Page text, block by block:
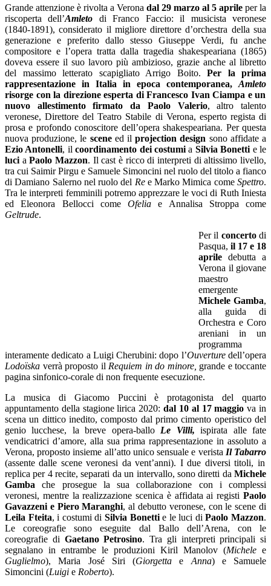
Grande attenzione è rivolta a Verona dal 29 marzo al 5 aprile per la
riscoperta dell’Amleto di Franco Faccio: il musicista veronese
(1840-1891), considerato il migliore direttore d’orchestra della sua
generazione e preferito dallo stesso Giuseppe Verdi, fu anche
compositore e l’opera tratta dalla tragedia shakespeariana (1865)
doveva essere il suo lavoro più ambizioso, grazie anche al libretto
del massimo letterato scapigliato Arrigo Boito. Per la prima
rappresentazione in Italia in epoca contemporanea, Amleto
risorge con la direzione esperta di Francesco Ivan Ciampa e un
nuovo allestimento firmato da Paolo Valerio, altro talento
veronese, Direttore del Teatro Stabile di Verona, esperto regista di
prosa e profondo conoscitore dell’opera shakespeariana. Per questa
nuova produzione, le sceneed ilprojection design sono affidate a
Ezio Antonelli, ilcoordinamento dei costumi a Silvia Bonetti e le
luci aPaolo Mazzon. Il cast è ricco di interpreti di altissimo livello,
tra cui Saimir Pirgu e Samuele Simoncini nel ruolo del titolo a fianco
di Damiano Salerno nel ruolo del Re e Marko Mimica comeSpettro.
Tra le interpreti femminili potremo apprezzare le voci di Ruth Iniesta
ed Eleonora Bellocci come Ofelia e Annalisa Stroppa come
Geltrude.
Per il concertodi
Pasqua, il 17 e 18
aprile debutta a
Verona il giovane
maestro
emergente
Michele Gamba,
alla guida di
Orchestra e Coro
areniani in un
programma
interamente dedicato a Luigi Cherubini: dopo l’Ouverturedell’opera
Lodoïska verrà proposto il Requiem in do minore, grande e toccante
pagina sinfonico-corale di non frequente esecuzione.
La musica di Giacomo Puccini è protagonista del quarto
appuntamento della stagione lirica 2020:dal 10 al 17 maggio va in
scena un dittico inedito, composto dal primo cimento operistico del
genio lucchese, la breve opera-balloLe Villi, ispirata alle fate
vendicatrici d’amore, alla sua prima rappresentazione in assoluto a
Verona, proposto insieme all’atto unico sensuale e verista Il Tabarro
(assente dalle scene veronesi da vent’anni). I due diversi titoli, in
replica per 4 recite, separati da un intervallo, sono diretti da Michele
Gamba che prosegue la sua collaborazione con i complessi
veronesi, mentre la realizzazione scenica è affidata ai registi Paolo
Gavazzeni e Piero Maranghi, al debutto veronese, con le scene di
Leila Fteita, i costumi di Silvia Bonettie le luci diPaolo Mazzon.
Le coreografie sono eseguite dal Ballo dell’Arena, con le
coreografie di Gaetano Petrosino. Tra gli interpreti principali si
segnalano in entrambe le produzioni Kiril Manolov (Michele e
Guglielmo), Maria José Siri (Giorgetta e Anna) e Samuele
Simoncini (Luigi e Roberto).